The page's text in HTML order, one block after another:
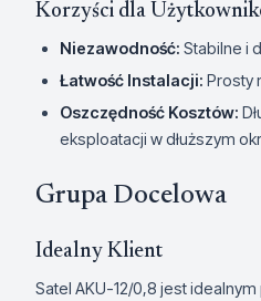
Korzyści dla
Niezawodność: Stabilne i
Łatwość Instalacji: Prosty
Oszczędność Kosztów:
eksploatacji w dłuższym
Grupa Docelowa
Idealny Klient
Satel AKU-12/0,8 jest